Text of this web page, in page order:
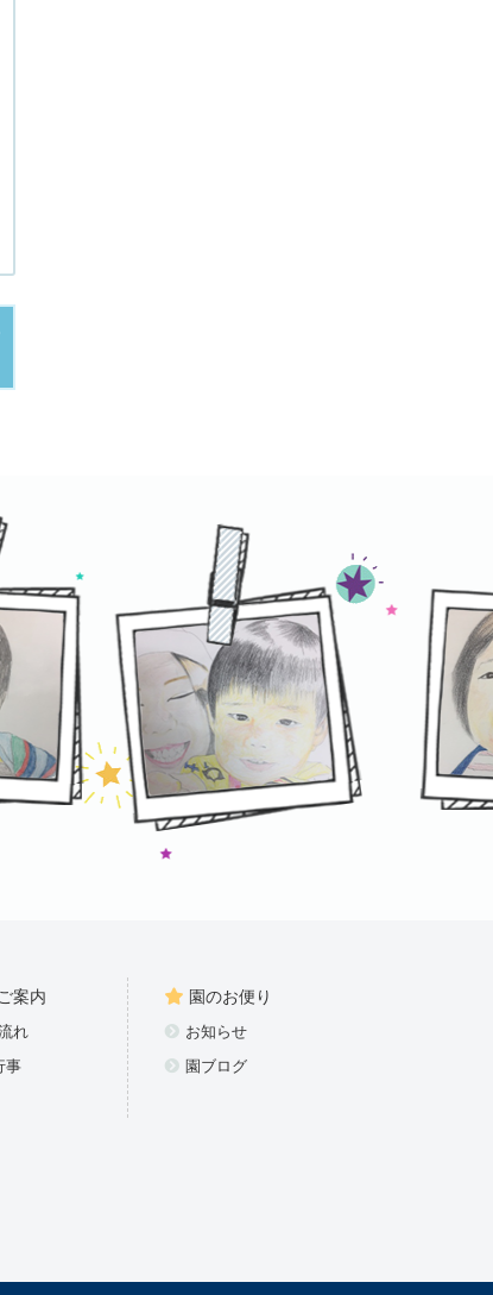
案内
れ
事
園のお便り
お知らせ
園ブログ